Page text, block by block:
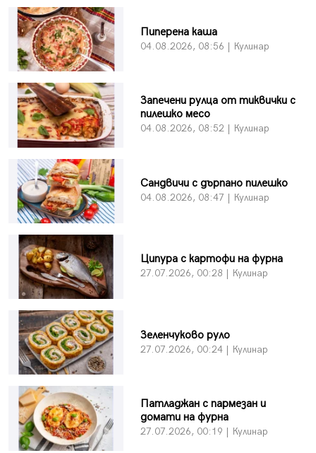
Пиперена каша
04.08.2026, 08:56 | Кулинар
Запечени рулца от тиквички с
пилешко месо
04.08.2026, 08:52 | Кулинар
Сандвичи с дърпано пилешко
04.08.2026, 08:47 | Кулинар
Ципура с картофи на фурна
27.07.2026, 00:28 | Кулинар
Зеленчуково руло
27.07.2026, 00:24 | Кулинар
Патладжан с пармезан и
домати на фурна
27.07.2026, 00:19 | Кулинар